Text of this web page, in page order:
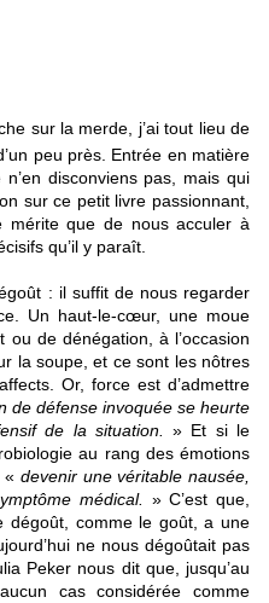
sur la merde, j’ai tout lieu de
peu près. Entrée en matière
disconviens pas, mais qui
sur ce petit livre passionnant,
mérite que de nous acculer à
qu’il y paraît.
: il suffit de nous regarder
Un haut-le-cœur, une moue
de dénégation, à l’occasion
la soupe, et ce sont les nôtres
Or, force est d’admettre
de défense invoquée se heurte
de la situation.
» Et si le
au rang des émotions
« devenir une véritable nausée,
médical.
» C’est que,
dégoût, comme le goût, a une
ne nous dégoûtait pas
Peker nous dit que, jusqu’au
cas considérée comme